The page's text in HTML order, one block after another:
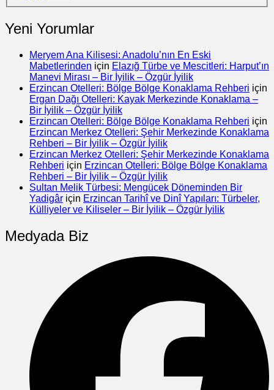
Yeni Yorumlar
Meryem Ana Kilisesi: Anadolu’nın En Eski
Mabetlerinden için Elazığ Türbe ve Mescitleri: Harput’ın
Manevi Mirası – Bir İyilik – Özgür İyilik
Erzincan Otelleri: Bölge Bölge Konaklama Rehberi için
Ergan Dağı Otelleri: Kayak Merkezinde Konaklama –
Bir İyilik – Özgür İyilik
Erzincan Otelleri: Bölge Bölge Konaklama Rehberi için
Erzincan Merkez Otelleri: Şehir Merkezinde Konaklama
Rehberi – Bir İyilik – Özgür İyilik
Erzincan Merkez Otelleri: Şehir Merkezinde Konaklama
Rehberi için Erzincan Otelleri: Bölge Bölge Konaklama
Rehberi – Bir İyilik – Özgür İyilik
Sultan Melik Türbesi: Mengücek Döneminden Bir
Yadigâr için Erzincan Tarihî ve Dinî Yapıları: Türbeler,
Külliyeler ve Kiliseler – Bir İyilik – Özgür İyilik
Medyada Biz